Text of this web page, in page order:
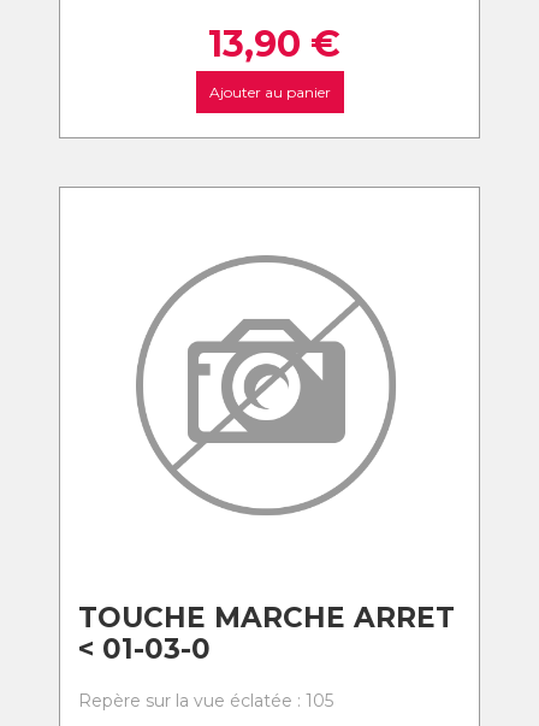
13,90 €
Ajouter au panier
TOUCHE MARCHE ARRET
< 01-03-0
Repère sur la vue éclatée : 105